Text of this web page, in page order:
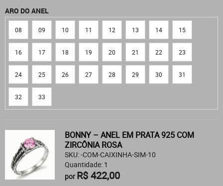
ARO DO ANEL
08 09 10 11 12 13 14 15
16 17 18 19 20 21 22 23
24 25 26 27 28 29 30 31
32 33
BONNY – ANEL EM PRATA 925 COM
ZIRCÔNIA ROSA
SKU: -COM-CAIXINHA-SIM-10
Quantidade: 1
por R$ 422,00